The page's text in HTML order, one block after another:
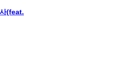
(feat.